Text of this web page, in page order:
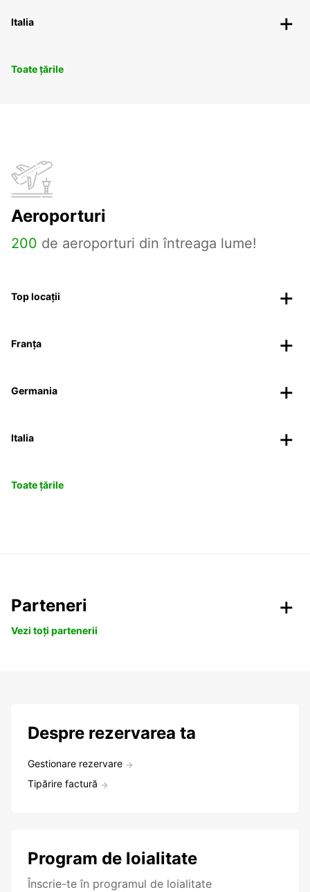
Italia
Toate țările
Aeroporturi
200 de aeroporturi din întreaga lume!
Top locații
Franța
Germania
Italia
Toate țările
Parteneri
Vezi toți partenerii
Despre rezervarea ta
Gestionare rezervare
Tipărire factură
Program de loialitate
Înscrie-te în programul de loialitate